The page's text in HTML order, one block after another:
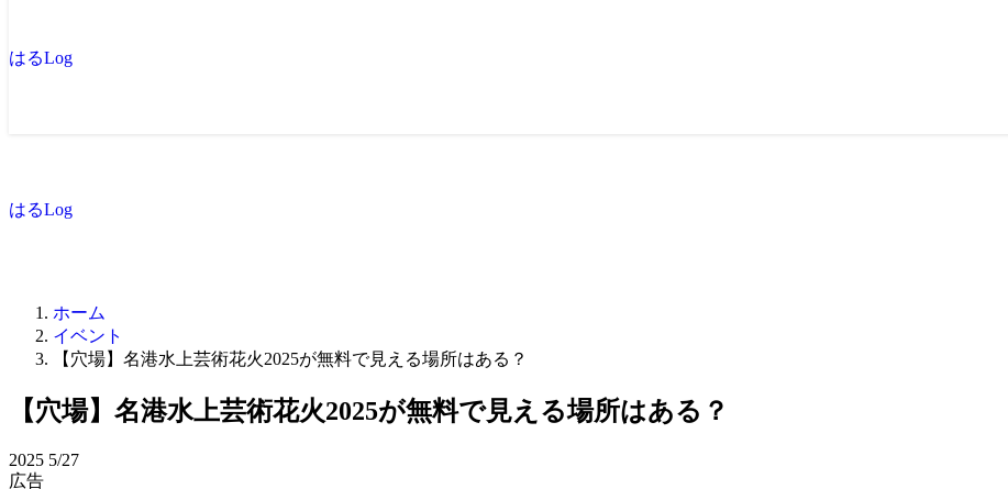
はるLog
はるLog
ホーム
イベント
【穴場】名港水上芸術花火2025が無料で見える場所はある？
【穴場】名港水上芸術花火2025が無料で見える場所はある？
2025 5/27
広告